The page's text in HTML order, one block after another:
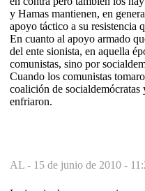
y Hamas mantienen, en
apoyo táctico a su resistencia
En cuanto al apoyo armado
del ente sionista, en aquella
comunistas, sino por
Cuando los comunistas
coalición de socialdemócratas
enfriaron.
AL - 15 de junio de 2010 -